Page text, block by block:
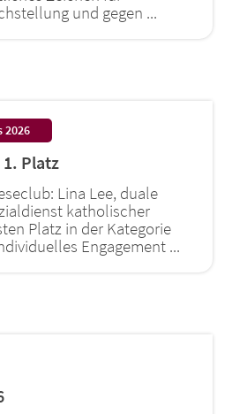
und gegen ...
2026:
Platz
Lina Lee, duale
katholischer
Platz in der Kategorie
Engagement ...